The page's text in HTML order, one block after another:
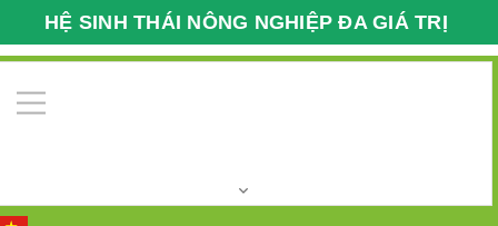
HỆ SINH THÁI NÔNG NGHIỆP ĐA GIÁ TRỊ
VFARMECO
Trang chủ